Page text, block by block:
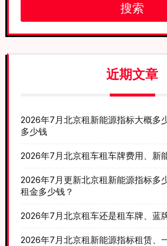
搜索
近期文章
2026年7月北京租新能源指标大概多
多少钱
2026年7月北京租车租车牌费用、新
2026年7月更新北京租新能源指标多
租金多少钱？
2026年7月北京租车还是租车牌、蓝
2026年7月北京租新能源指标租赁、